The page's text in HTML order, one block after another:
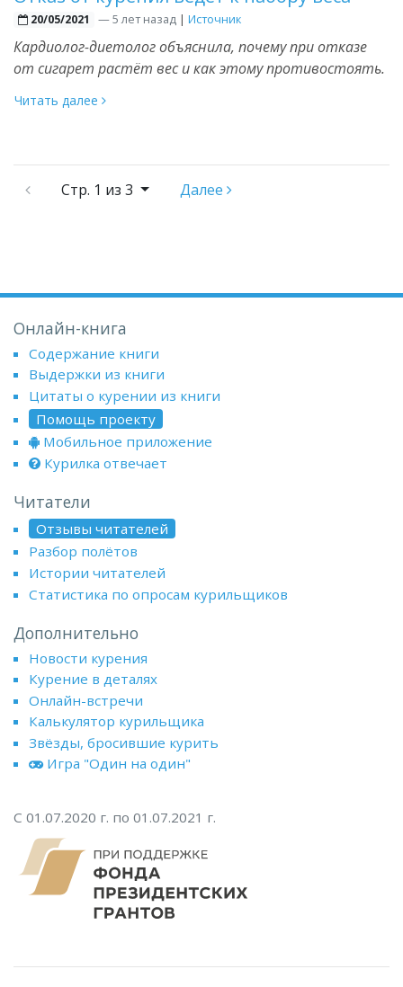
20/05/2021 —5 лет назад | Источник
Кардиолог-диетолог объяснила, почему при отказе
от сигарет растёт вес и как этому противостоять.
Читать далее
Стр. 1 из 3 Далее
Онлайн-книга
Содержание книги
Выдержки из книги
Цитаты о курении из книги
Помощь проекту
Мобильное приложение
Курилка отвечает
Читатели
Отзывы читателей
Разбор полётов
Истории читателей
Статистика по опросам курильщиков
Дополнительно
Новости курения
Курение в деталях
Онлайн-встречи
Калькулятор курильщика
Звёзды, бросившие курить
Игра "Один на один"
С 01.07.2020 г. по 01.07.2021 г.